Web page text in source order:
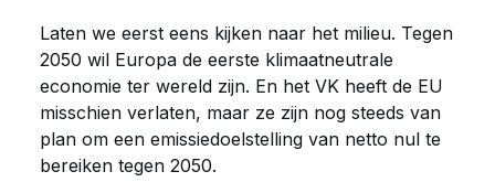
Laten we eerst eens kijken naar het milieu. Tegen
2050 wil Europa de eerste klimaatneutrale
economie ter wereld zijn. En het VK heeft de EU
misschien verlaten, maar ze zijn nog steeds van
plan om een emissiedoelstelling van netto nul te
bereiken tegen 2050.